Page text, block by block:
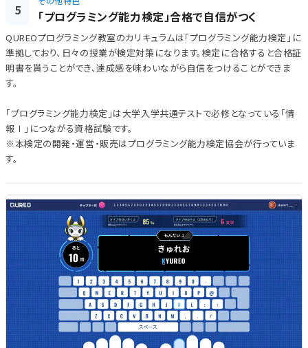
5 「プログラミング能力検定」合格で自信がつく
QUREOプログラミング教室のカリキュラムは「プログラミング能力検定」に
準拠しており、日々の授業が検定対策になります。検定に合格すると合格証
明書を貰うことができ、達成感を味わいながら自信をつけることができま
す。
「プログラミング能力検定」は大学入学共通テストで必修となっている「情
報Ⅰ」につながる資格試験です。
※本検定の開発・運営・販売はプログラミング能力検定協会が行っていま
す。